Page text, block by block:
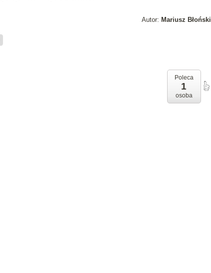
Autor: Mariusz Błoński
Poleca
1
osoba